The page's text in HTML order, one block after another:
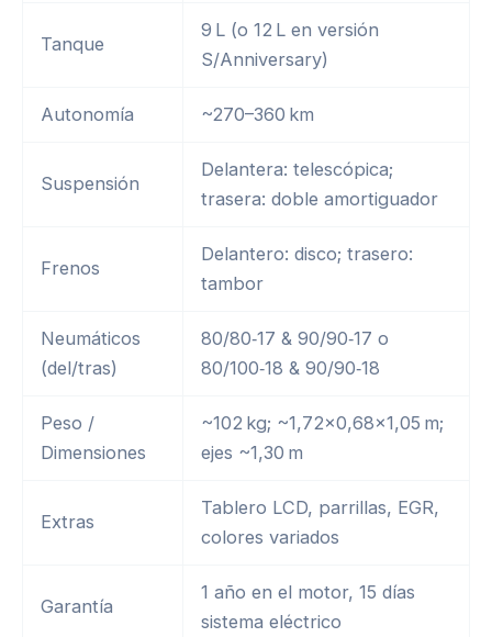
Tanque
9 L (o 12 L en versión
S/Anniversary)
Autonomía ~270–360 km
Suspensión
Delantera: telescópica;
trasera: doble amortiguador
Frenos
Delantero: disco; trasero:
tambor
Neumáticos
(del/tras)
80/80‑17 & 90/90‑17 o
80/100‑18 & 90/90‑18
Peso /
Dimensiones
~102 kg; ~1,72×0,68×1,05 m;
ejes ~1,30 m
Extras
Tablero LCD, parrillas, EGR,
colores variados
Garantía
1 año en el motor, 15 días
sistema eléctrico